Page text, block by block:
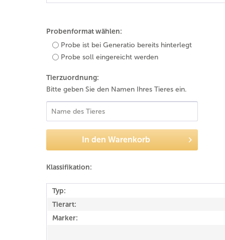
Probenformat wählen:
Probe ist bei Generatio bereits hinterlegt
Probe soll eingereicht werden
Tierzuordnung:
Bitte geben Sie den Namen Ihres Tieres ein.
In den Warenkorb
Klassifikation:
Typ:
Tierart:
Marker: